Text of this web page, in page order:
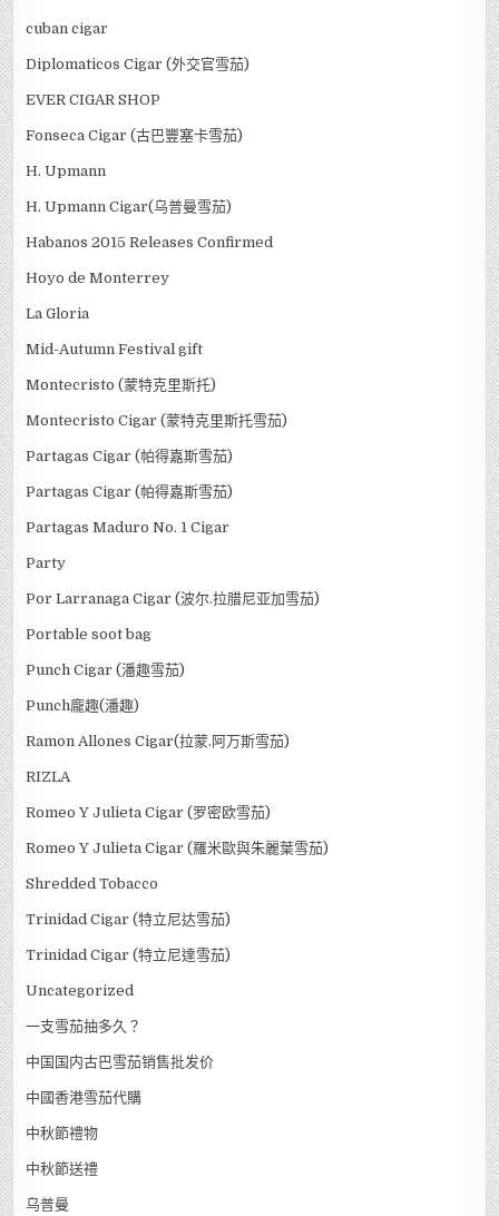
cuban cigar
Diplomaticos Cigar (外交官雪茄)
EVER CIGAR SHOP
Fonseca Cigar (古巴豐塞卡雪茄)
H. Upmann
H. Upmann Cigar(乌普曼雪茄)
Habanos 2015 Releases Confirmed
Hoyo de Monterrey
La Gloria
Mid-Autumn Festival gift
Montecristo (蒙特克里斯托)
Montecristo Cigar (蒙特克里斯托雪茄)
Partagas Cigar (帕得嘉斯雪茄)
Partagas Cigar (帕得嘉斯雪茄)
Partagas Maduro No. 1 Cigar
Party
Por Larranaga Cigar (波尔.拉腊尼亚加雪茄)
Portable soot bag
Punch Cigar (潘趣雪茄)
Punch龐趣(潘趣)
Ramon Allones Cigar(拉蒙.阿万斯雪茄)
RIZLA
Romeo Y Julieta Cigar (罗密欧雪茄)
Romeo Y Julieta Cigar (羅米歐與朱麗葉雪茄)
Shredded Tobacco
Trinidad Cigar (特立尼达雪茄)
Trinidad Cigar (特立尼達雪茄)
Uncategorized
一支雪茄抽多久？
中国国内古巴雪茄销售批发价
中國香港雪茄代購
中秋節禮物
中秋節送禮
乌普曼